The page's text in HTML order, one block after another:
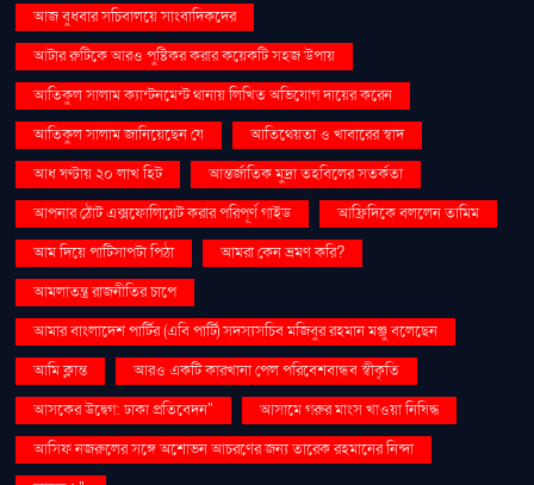
আজ বুধবার সচিবালয়ে সাংবাদিকদের
আটার রুটিকে আরও পুষ্টিকর করার কয়েকটি সহজ উপায়
আতিকুল সালাম ক্যান্টনমেন্ট থানায় লিখিত অভিযোগ দায়ের করেন
আতিকুল সালাম জানিয়েছেন যে
আতিথেয়তা ও খাবারের স্বাদ
আধ ঘণ্টায় ২০ লাখ হিট
আন্তর্জাতিক মুদ্রা তহবিলের সতর্কতা
আপনার ঠোঁট এক্সফোলিয়েট করার পরিপূর্ণ গাইড
আফ্রিদিকে বললেন তামিম
আম দিয়ে পাটিসাপটা পিঠা
আমরা কেন ভ্রমণ করি?
আমলাতন্ত্র রাজনীতির চাপে
আমার বাংলাদেশ পার্টির (এবি পার্টি) সদস্যসচিব মজিবুর রহমান মঞ্জু বলেছেন
আমি ক্লান্ত
আরও একটি কারখানা পেল পরিবেশবান্ধব স্বীকৃতি
আসকের উদ্বেগ: ঢাকা প্রতিবেদন"
আসামে গরুর মাংস খাওয়া নিষিদ্ধ
আসিফ নজরুলের সঙ্গে অশোভন আচরণের জন্য তারেক রহমানের নিন্দা